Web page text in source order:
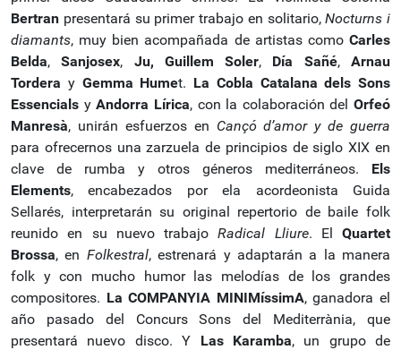
Bertran presentará su primer trabajo en solitario,Nocturns i
diamants, muy bien acompañada de artistas como Carles
Belda, Sanjosex, Ju, Guillem Soler, Día Sañé,Arnau
Tordera y Gemma Humet. La Cobla Catalana dels Sons
Essencials yAndorra Lírica, con la colaboración del Orfeó
Manresà, unirán esfuerzos en Cançó d’amor y de guerra
para ofrecernos una zarzuela de principios de siglo XIX en
clave de rumba y otros géneros mediterráneos. Els
Elements, encabezados por ela acordeonista Guida
Sellarés, interpretarán su original repertorio de baile folk
reunido en su nuevo trabajo Radical Lliure. El Quartet
Brossa, en Folkestral, estrenará y adaptarán a la manera
folk y con mucho humor las melodías de los grandes
compositores. La COMPANYIA MINIMíssimA, ganadora el
año pasado del Concurs Sons del Mediterrània, que
presentará nuevo disco. Y Las Karamba, un grupo de